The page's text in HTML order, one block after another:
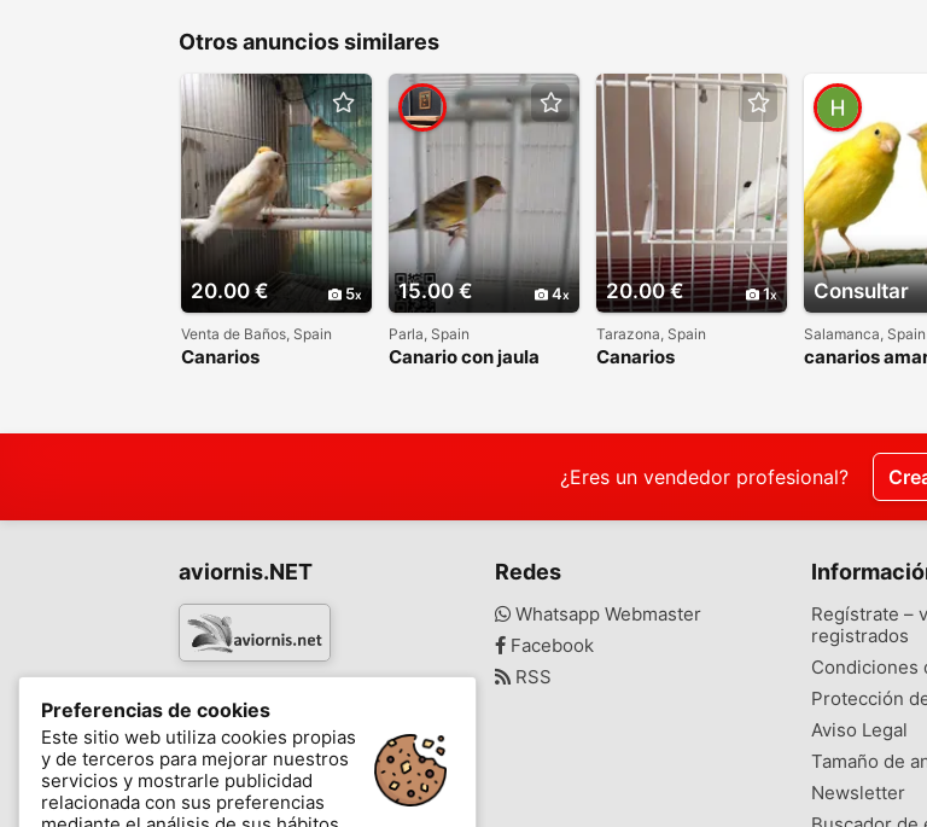
Otros anuncios similares
20.00 € 5
Venta de Baños, Spain
Canarios
15.00 € 4
Parla, Spain
Canario con jaula
20.00 € 1
Tarazona, Spain
Canarios
Consultar
Salamanca, Spain
canarios
¿Eres un vendedor profesional?
aviornis.NET
-
Mensajes Mis favoritos Blog
Redes
Whatsapp Webmaster
Facebook
RSS
Regístrate –
registrados
Condiciones
Protección
Aviso Legal
Tamaño de
Newsletter
Preferencias de cookies
Este sitio web utiliza cookies propias
y de terceros para mejorar nuestros
servicios y mostrarle publicidad
relacionada con sus preferencias